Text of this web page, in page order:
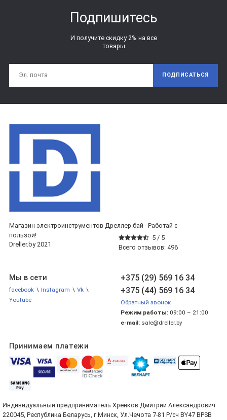
Подпишитесь
И получите скидку 2% на все
товары
ПОДПИСАТЬСЯ
Магазин электроинструментов Дреллер.бай - Работай с
пользой!
5 / 5
Всего отзывов: 496
Dreller.by 2021
+375 (29) 569 16 34
+375 (44) 569 16 34
Обратный звонок
Режим работы: 09:00 – 21:00
e-mail: sale@dreller.by
Мы в сети
facebook \ Instagram \ Vk \
Youtube
Принимаем платежи
Индивидуальный предприниматель Хренков Дмитрий Александрович
220045, Республика Беларусь, г.Минск, Ул.Чечота 7-81 Р/сч BY47 BPSB